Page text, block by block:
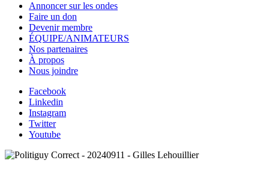
Annoncer sur les ondes
Faire un don
Devenir membre
ÉQUIPE/ANIMATEURS
Nos partenaires
À propos
Nous joindre
Facebook
Linkedin
Instagram
Twitter
Youtube